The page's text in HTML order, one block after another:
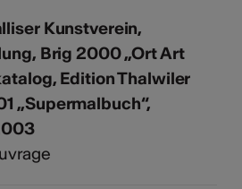
Kunstverein,
Brig 2000 „Ort Art
Edition Thalwiler
„Supermalbuch“,